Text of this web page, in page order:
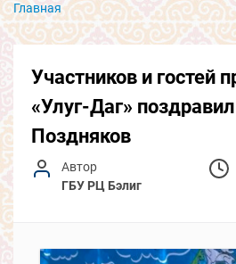
Главная
Участников и гостей
«Улуг-Даг»
Поздняков
Автор
ГБУ РЦ Бэлиг